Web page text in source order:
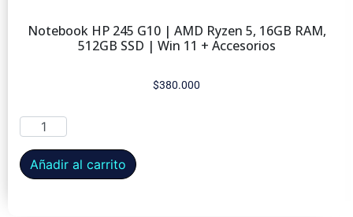
Notebook HP 245 G10 | AMD Ryzen 5, 16GB RAM,
512GB SSD | Win 11 + Accesorios
$380.000
Añadir al carrito